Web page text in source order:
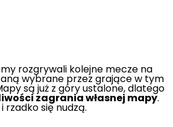
rozgrywali kolejne mecze na
wybrane przez grające w tym
są już z góry ustalone, dlatego
zagrania własnej mapy.
rzadko się nudzą.